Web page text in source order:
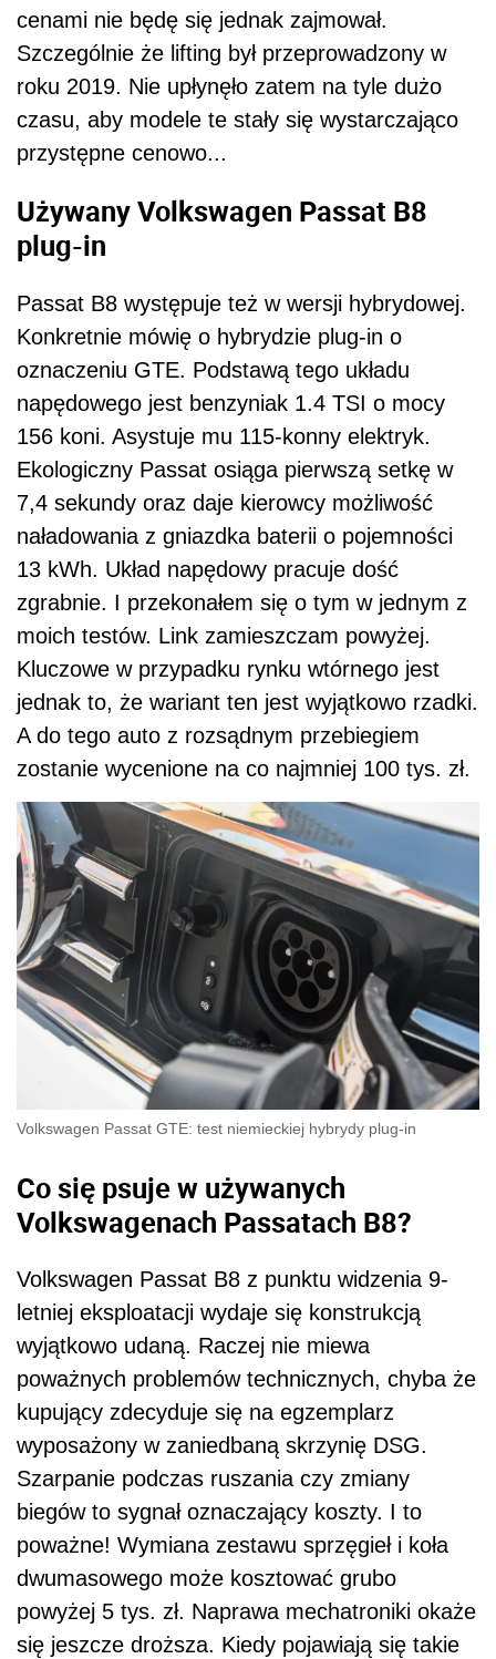
cenami nie będę się jednak zajmował.
Szczególnie że lifting był przeprowadzony w
roku 2019. Nie upłynęło zatem na tyle dużo
czasu, aby modele te stały się wystarczająco
przystępne cenowo...
Używany Volkswagen Passat B8
plug-in
Passat B8 występuje też w wersji hybrydowej.
Konkretnie mówię o hybrydzie plug-in o
oznaczeniu GTE. Podstawą tego układu
napędowego jest benzyniak 1.4 TSI o mocy
156 koni. Asystuje mu 115-konny elektryk.
Ekologiczny Passat osiąga pierwszą setkę w
7,4 sekundy oraz daje kierowcy możliwość
naładowania z gniazdka baterii o pojemności
13 kWh. Układ napędowy pracuje dość
zgrabnie. I przekonałem się o tym w jednym z
moich testów. Link zamieszczam powyżej.
Kluczowe w przypadku rynku wtórnego jest
jednak to, że wariant ten jest wyjątkowo rzadki.
A do tego auto z rozsądnym przebiegiem
zostanie wycenione na co najmniej 100 tys. zł.
Volkswagen Passat GTE: test niemieckiej hybrydy plug-in
Co się psuje w używanych
Volkswagenach Passatach B8?
Volkswagen Passat B8 z punktu widzenia 9-
letniej eksploatacji wydaje się konstrukcją
wyjątkowo udaną. Raczej nie miewa
poważnych problemów technicznych, chyba że
kupujący zdecyduje się na egzemplarz
wyposażony w zaniedbaną skrzynię DSG.
Szarpanie podczas ruszania czy zmiany
biegów to sygnał oznaczający koszty. I to
poważne! Wymiana zestawu sprzęgieł i koła
dwumasowego może kosztować grubo
powyżej 5 tys. zł. Naprawa mechatroniki okaże
się jeszcze droższa. Kiedy pojawiają się takie